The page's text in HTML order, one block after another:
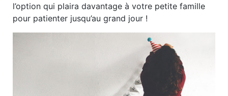
l’option qui plaira davantage à votre petite famille
pour patienter jusqu’au grand jour !